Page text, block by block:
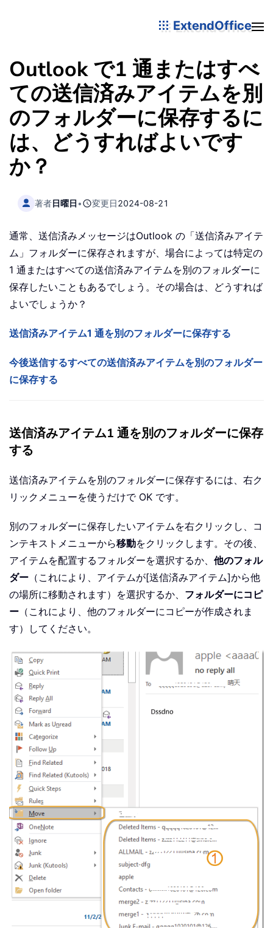
ExtendOffice
Outlook で1 通またはすべ
ての送信済みアイテムを別
のフォルダーに保存するに
は、どうすればよいです
か？
著者日曜日• 変更日2024-08-21
通常、送信済みメッセージはOutlook の「送信済みアイテ
ム」フォルダーに保存されますが、場合によっては特定の
1 通またはすべての送信済みアイテムを別のフォルダーに
保存したいこともあるでしょう。その場合は、どうすれば
よいでしょうか？
送信済みアイテム1 通を別のフォルダーに保存する
今後送信するすべての送信済みアイテムを別のフォルダー
に保存する
送信済みアイテム1 通を別のフォルダーに保存
する
送信済みアイテムを別のフォルダーに保存するには、右ク
リックメニューを使うだけで OK です。
別のフォルダーに保存したいアイテムを右クリックし、コ
ンテキストメニューから移動をクリックします。その後、
アイテムを配置するフォルダーを選択するか、 他のフォル
ダー （これにより、アイテムが[送信済みアイテム]から他
の場所に移動されます）を選択するか、 フォルダーにコピ
ー （これにより、他のフォルダーにコピーが作成されま
す）してください。